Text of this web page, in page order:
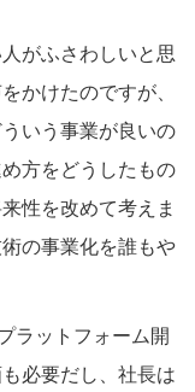
がふさわしいと思
かけたのですが、
いう事業が良いの
方をどうしたもの
性を改めて考えま
の事業化を誰もや
ラットフォーム開
必要だし、社長は